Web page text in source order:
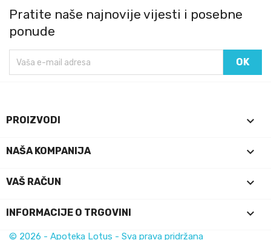
Pratite naše najnovije vijesti i posebne
ponude
PROIZVODI 
NAŠA KOMPANIJA 
VAŠ RAČUN 
INFORMACIJE O TRGOVINI keyboard_arrow_down
© 2026 - Apoteka Lotus - Sva prava pridržana